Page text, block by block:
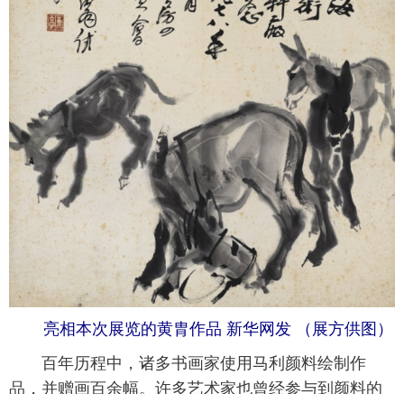
亮相本次展览的黄胄作品 新华网发 （展方供图）
百年历程中，诸多书画家使用马利颜料绘制作
品，并赠画百余幅。许多艺术家也曾经参与到颜料的